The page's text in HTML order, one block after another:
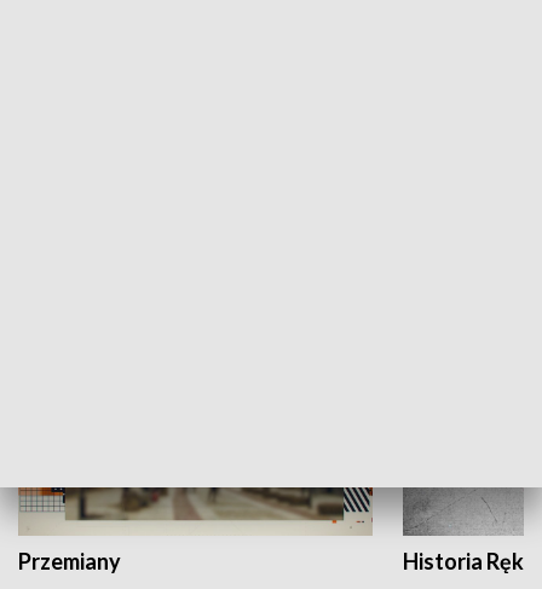
Przemiany Historia Ręką